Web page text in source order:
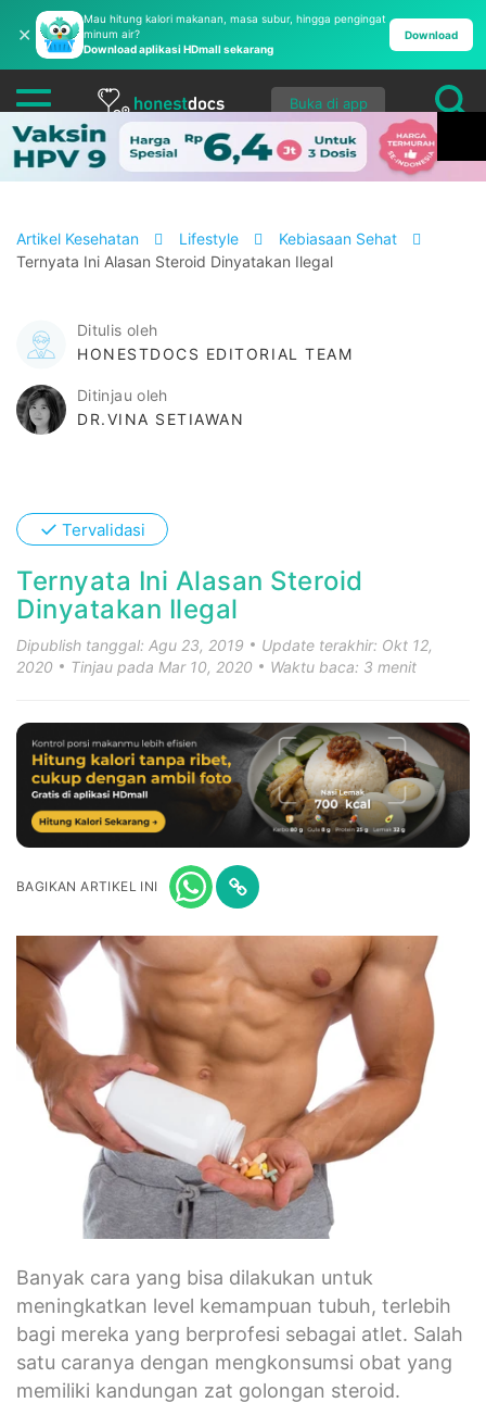
✕
Mau hitung kalori makanan, masa subur, hingga pengingat
minum air?
Download aplikasi HDmall sekarang
Download
Buka di app
Artikel Kesehatan Lifestyle
Kebiasaan Sehat
Ternyata Ini Alasan Steroid Dinyatakan Ilegal
Ditulis oleh
HONESTDOCS EDITORIAL TEAM
Ditinjau oleh
DR.VINA SETIAWAN
✓ Tervalidasi
Ternyata Ini Alasan Steroid
Dinyatakan Ilegal
Dipublish tanggal: Agu 23, 2019
Update terakhir: Okt 12,
2020
Tinjau pada Mar 10, 2020 Waktu baca: 3 menit
BAGIKAN ARTIKEL INI
Banyak cara yang bisa dilakukan untuk
meningkatkan level kemampuan tubuh, terlebih
bagi mereka yang berprofesi sebagai atlet. Salah
satu caranya dengan mengkonsumsi obat yang
memiliki kandungan zat golongan steroid.